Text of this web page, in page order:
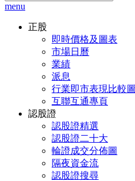
menu
正股
即時價格及圖表
市場日曆
業績
派息
行業即市表現比較圖
互聯互通專頁
認股證
認股證精選
認股證二十大
輪證成交分佈圖
隔夜資金流
認股證搜尋